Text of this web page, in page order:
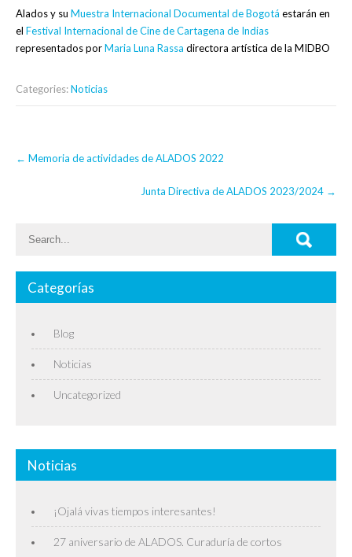
Alados y su Muestra Internacional Documental de Bogotá estarán en
el Festival Internacional de Cine de Cartagena de Indias
representados porMaria Luna Rassa directora artística de la MIDBO
Categories:Noticias
Post
navigation
← Memoria de actividades de ALADOS 2022
Junta Directiva de ALADOS 2023/2024 →
Categorías
Blog
Noticias
Uncategorized
Noticias
¡Ojalá vivas tiempos interesantes!
27 aniversario de ALADOS. Curaduría de cortos